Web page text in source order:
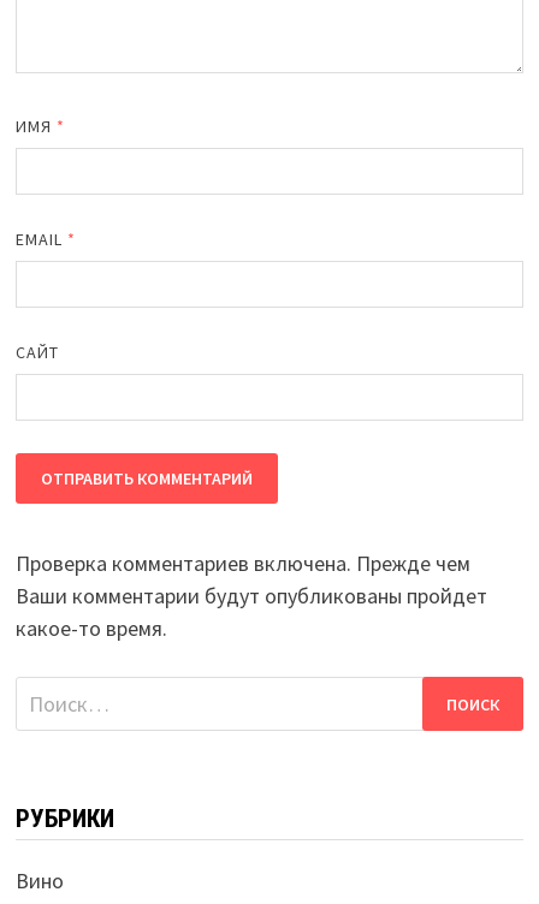
ИМЯ *
EMAIL *
САЙТ
Проверка комментариев включена. Прежде чем
Ваши комментарии будут опубликованы пройдет
какое-то время.
Найти:
РУБРИКИ
Вино